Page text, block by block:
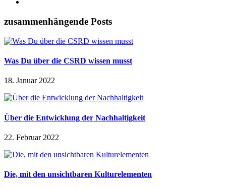
zusammenhängende Posts
Was Du über die CSRD wissen musst
18. Januar 2022
Über die Entwicklung der Nachhaltigkeit
22. Februar 2022
Die, mit den unsichtbaren Kulturelementen